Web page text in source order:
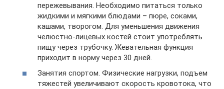
пережевывания. Необходимо питаться только
жидкими и мягкими блюдами – пюре, соками,
кашами, творогом. Для уменьшения движения
челюстно-лицевых костей стоит употреблять
пищу через трубочку. Жевательная функция
приходит в норму через 30 дней.
Занятия спортом. Физические нагрузки, подъем
тяжестей увеличивают скорость кровотока, что